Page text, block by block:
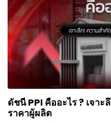
ดัชนี PPI คืออะไร ? เจา
ราคาผู้ผลิต